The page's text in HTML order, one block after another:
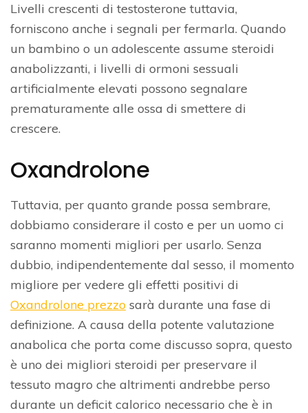
Livelli crescenti di testosterone tuttavia,
forniscono anche i segnali per fermarla. Quando
un bambino o un adolescente assume steroidi
anabolizzanti, i livelli di ormoni sessuali
artificialmente elevati possono segnalare
prematuramente alle ossa di smettere di
crescere.
Oxandrolone
Tuttavia, per quanto grande possa sembrare,
dobbiamo considerare il costo e per un uomo ci
saranno momenti migliori per usarlo. Senza
dubbio, indipendentemente dal sesso, il momento
migliore per vedere gli effetti positivi di
Oxandrolone prezzo sarà durante una fase di
definizione. A causa della potente valutazione
anabolica che porta come discusso sopra, questo
è uno dei migliori steroidi per preservare il
tessuto magro che altrimenti andrebbe perso
durante un deficit calorico necessario che è in